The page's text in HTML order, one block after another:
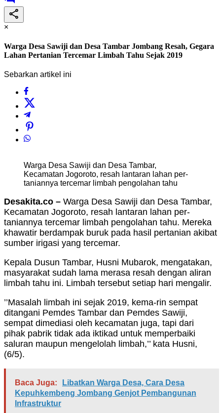
×
Warga Desa Sawiji dan Desa Tambar Jombang Resah, Gegara
Lahan Pertanian Tercemar Limbah Tahu Sejak 2019
Sebarkan artikel ini
Warga Desa Sawiji dan Desa Tambar,
Kecamatan Jogoroto, resah lantaran lahan per-
taniannya tercemar limbah pengolahan tahu
Desakita.co – Warga Desa Sawiji dan Desa Tambar,
Kecamatan Jogoroto, resah lantaran lahan per-
taniannya tercemar limbah pengolahan tahu. Mereka
khawatir berdampak buruk pada hasil pertanian akibat
sumber irigasi yang tercemar.
Kepala Dusun Tambar, Husni Mubarok, mengatakan,
masyarakat sudah lama merasa resah dengan aliran
limbah tahu ini. Limbah tersebut setiap hari mengalir.
’’Masalah limbah ini sejak 2019, kema-rin sempat
ditangani Pemdes Tambar dan Pemdes Sawiji,
sempat dimediasi oleh kecamatan juga, tapi dari
pihak pabrik tidak ada iktikad untuk memperbaiki
saluran maupun mengelolah limbah,’’ kata Husni,
(6/5).
Baca Juga:
Libatkan Warga Desa, Cara Desa
Kepuhkembeng Jombang Genjot Pembangunan
Infrastruktur